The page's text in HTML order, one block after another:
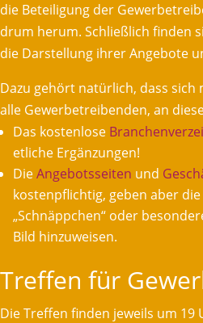
die Beteiligung der
drum herum. Schließlich finden
die Darstellung ihrer Angebote
Dazu gehört natürlich, dass sich
alle Gewerbetreibenden, an
Das kostenlose
etliche Ergänzungen!
DieAngebotsseiten und
kostenpflichtig, geben aber
„Schnäppchen“ oder
Bild hinzuweisen.
Treffen für
Die Treffen finden jeweils um 19